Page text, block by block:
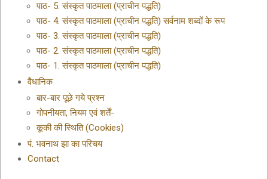
पाठ- 5. संस्कृत पाठमाला (प्राचीन पद्धति)
पाठ- 4. संस्कृत पाठमाला (प्राचीन पद्धति) सर्वनाम शब्दों के रूप
पाठ- 3. संस्कृत पाठमाला (प्राचीन पद्धति)
पाठ- 2. संस्कृत पाठमाला (प्राचीन पद्धति)
पाठ- 1. संस्कृत पाठमाला (प्राचीन पद्धति)
वैधानिक
बार-बार पूछे गये प्रश्न
गोपनीयता, नियम एवं शर्तें-
कूकी की स्थिति (Cookies)
पं. भवनाथ झा का परिचय
Contact